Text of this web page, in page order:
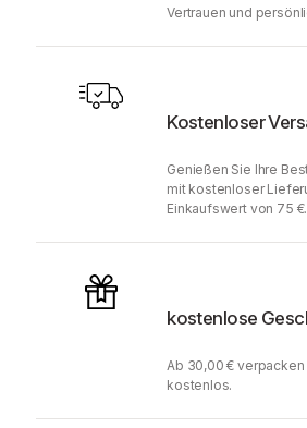
Vertrauen und
Kostenloser
Genießen Sie Ihre
mit kostenloser
Einkaufswert von 75 €.
kostenlose
Ab 30,00 €
kostenlos.